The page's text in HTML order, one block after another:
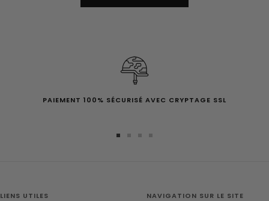
PAIEMENT 100% SÉCURISÉ AVEC CRYPTAGE SSL
4
LIENS UTILES NAVIGATION SUR LE SITE